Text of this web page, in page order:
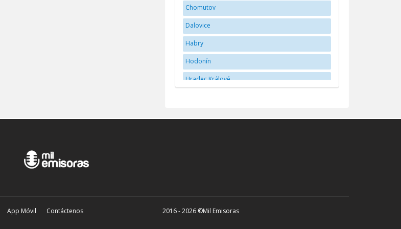
Chomutov
Dalovice
Habry
Hodonín
Hradec Králové
App Móvil Contáctenos 2016 - 2026 ©Mil Emisoras